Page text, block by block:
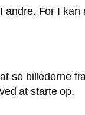
For I kan
se billederne
at starte op.